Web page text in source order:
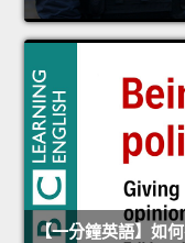
【一分鐘英語】如